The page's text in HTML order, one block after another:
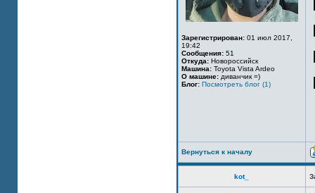
Зарегистрирован: 01 июл 2017,
19:42
Сообщения: 51
Откуда: Новороссийск
Машина: Toyota Vista Ardeo
О машине: диванчик =)
Блог: Посмотреть блог (1)
Вернуться к началу
kot_